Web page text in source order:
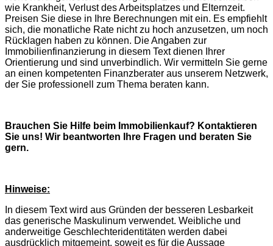
wie Krankheit, Verlust des Arbeitsplatzes und Elternzeit.
Preisen Sie diese in Ihre Berechnungen mit ein. Es empfiehlt
sich, die monatliche Rate nicht zu hoch anzusetzen, um noch
Rücklagen haben zu können. Die Angaben zur
Immobilienfinanzierung in diesem Text dienen Ihrer
Orientierung und sind unverbindlich. Wir vermitteln Sie gerne
an einen kompetenten Finanzberater aus unserem Netzwerk,
der Sie professionell zum Thema beraten kann.
Brauchen Sie Hilfe beim Immobilienkauf? Kontaktieren
Sie uns! Wir beantworten Ihre Fragen und beraten Sie
gern.
Hinweise:
In diesem Text wird aus Gründen der besseren Lesbarkeit
das generische Maskulinum verwendet. Weibliche und
anderweitige Geschlechteridentitäten werden dabei
ausdrücklich mitgemeint, soweit es für die Aussage